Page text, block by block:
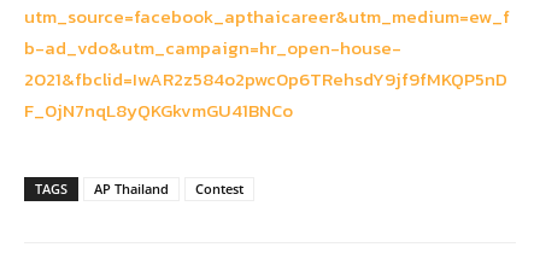
utm_source=facebook_apthaicareer&utm_medium=ew_f
b-ad_vdo&utm_campaign=hr_open-house-
2021&fbclid=IwAR2z584o2pwc0p6TRehsdY9jf9fMKQP5nD
F_0jN7nqL8yQKGkvmGU41BNCo
TAGS AP Thailand Contest